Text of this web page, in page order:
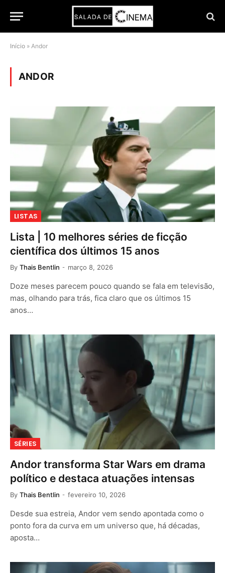
Início » Andor
ANDOR
LISTAS
Lista | 10 melhores séries de ficção
científica dos últimos 15 anos
By Thais Bentlin março 8, 2026
Doze meses parecem pouco quando se fala em televisão,
mas, olhando para trás, fica claro que os últimos 15
anos…
SÉRIES
Andor transforma Star Wars em drama
político e destaca atuações intensas
By Thais Bentlin fevereiro 10, 2026
Desde sua estreia, Andor vem sendo apontada como o
ponto fora da curva em um universo que, há décadas,
aposta…